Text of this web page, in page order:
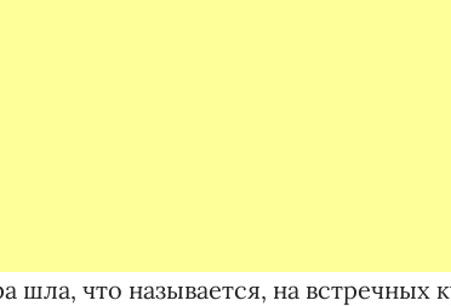
шла, что называется, на встречных